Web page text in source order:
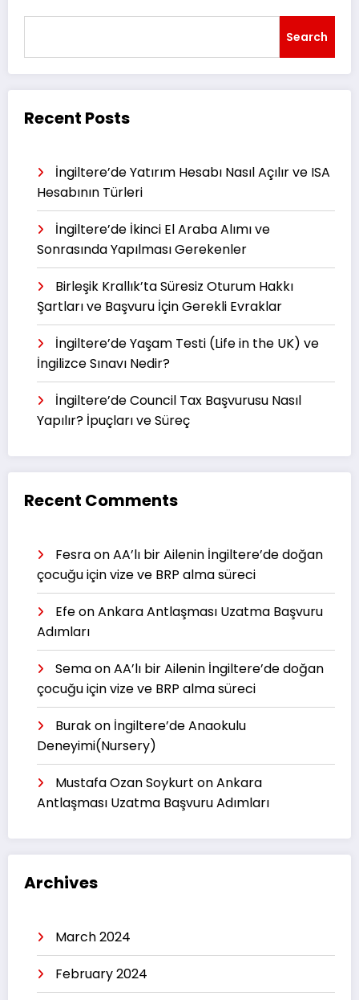
Search
Recent Posts
İngiltere’de Yatırım Hesabı Nasıl Açılır ve ISA
Hesabının Türleri
İngiltere’de İkinci El Araba Alımı ve
Sonrasında Yapılması Gerekenler
Birleşik Krallık’ta Süresiz Oturum Hakkı
Şartları ve Başvuru İçin Gerekli Evraklar
İngiltere’de Yaşam Testi (Life in the UK) ve
İngilizce Sınavı Nedir?
İngiltere’de Council Tax Başvurusu Nasıl
Yapılır? İpuçları ve Süreç
Recent Comments
FesraonAA’lı bir Ailenin İngiltere’de doğan
çocuğu için vize ve BRP alma süreci
EfeonAnkara Antlaşması Uzatma Başvuru
Adımları
SemaonAA’lı bir Ailenin İngiltere’de doğan
çocuğu için vize ve BRP alma süreci
Burakon İngiltere’de Anaokulu
Deneyimi(Nursery)
Mustafa Ozan Soykurt onAnkara
Antlaşması Uzatma Başvuru Adımları
Archives
March 2024
February 2024